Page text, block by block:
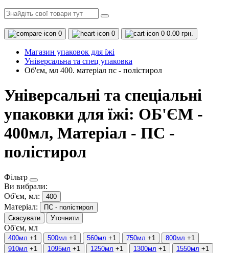
0 0 0 0.00 грн.
Магазин упаковок для їжі
Універсальна та спец упаковка
Об'єм, мл 400. матеріал пс - полістирол
Універсальні та спеціальні
упаковки для їжі: ОБ'ЄМ -
400мл, Матеріал - ПС -
полістирол
Фільтр
Ви вибрали:
Об'єм, мл:
400
Матеріал:
ПС - полістирол
Скасувати
Уточнити
Об'єм, мл
400мл +1 500мл +1 560мл +1 750мл +1 800мл +1
910мл +1 1095мл +1 1250мл +1 1300мл +1 1550мл +1